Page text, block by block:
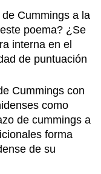
Cummings a la
poema? ¿Se
interna en el
de puntuación
Cummings con
como
de cummings a
forma
de su